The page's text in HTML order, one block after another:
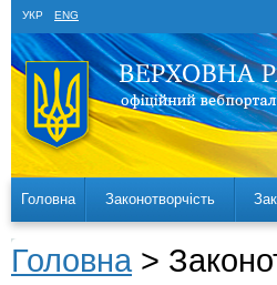
УКР ENG
Головна Законотворчість
Головна >